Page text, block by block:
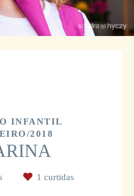
INFANTIL
2018
1 curtidas